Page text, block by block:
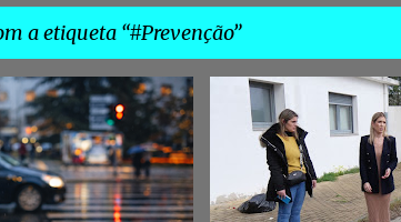
a etiqueta #Prevenção
+3 #COMÉRCIOLOCALSEGURO